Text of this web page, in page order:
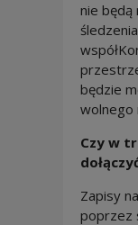
nie będą
będzie
wolnego
Czy w
Zapisy
poprzez